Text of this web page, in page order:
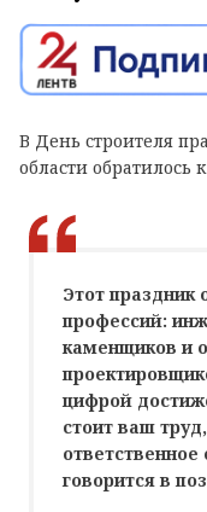
В День строителя
области обратилось
Этот праздник
профессий:
каменщиков и
цифрой
стоит ваш
говорится в